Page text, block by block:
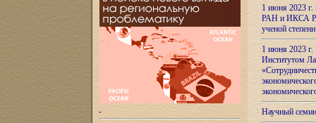
1 июня 2023
РАН и ИКСА
ученой
1 июня 2023
Институтом
Научный